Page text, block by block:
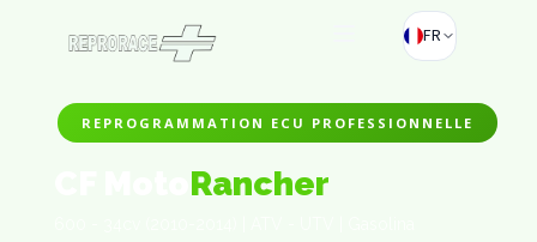
FR
REPROGRAMMATION ECU PROFESSIONNELLE
Rancher